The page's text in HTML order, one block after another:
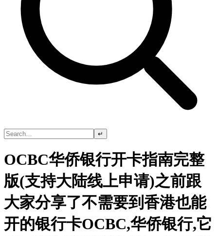
↵
OCBC华侨银行开卡指南完整
版(支持大陆线上申请)之前跟
大家分享了不需要到香港也能
开的银行卡OCBC,华侨银行,它